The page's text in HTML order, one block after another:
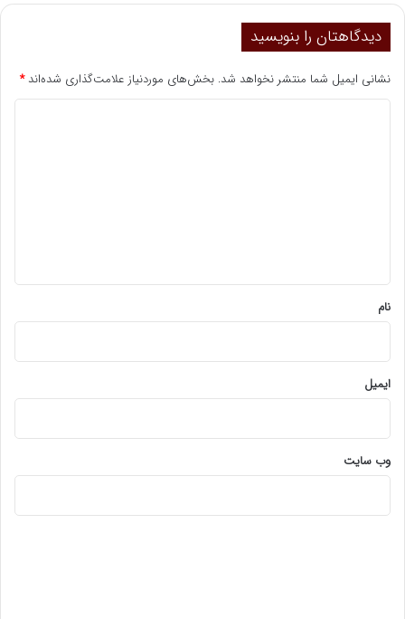
دیدگاهتان را بنویسید
نشانی ایمیل شما منتشر نخواهد شد. بخش‌های موردنیاز علامت‌گذاری شده‌اند*
نام
ایمیل
وب‌ سایت